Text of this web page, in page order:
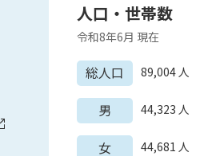
人口・世帯数
令和8年6月 現在
総人口 89,004人
男 44,323 人
女 44,681 人